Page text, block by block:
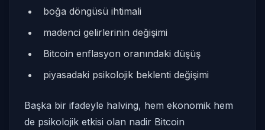
boğa döngüsü ihtimali
madenci gelirlerinin değişimi
Bitcoin enflasyon oranındaki düşüş
piyasadaki psikolojik beklenti değişimi
Başka bir ifadeyle halving, hem ekonomik hem
de psikolojik etkisi olan nadir Bitcoin